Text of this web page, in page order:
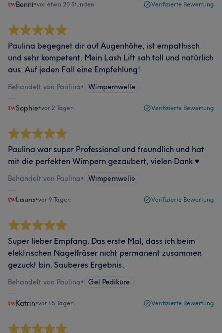
Benni•vor etwa 20 Stunden Verifizierte Bewertung
Paulina begegnet dir auf Augenhöhe, ist empathisch
und sehr kompetent. Mein Lash Lift sah toll und natürlich
aus. Auf jeden Fall eine Empfehlung!
Behandelt von Paulina• Wimpernwelle
Sophie•vor 2 Tagen Verifizierte Bewertung
Paulina war super Professional und freundlich und hat
mit die perfekten Wimpern gezaubert, vielen Dank ♥️
Behandelt von Paulina• Wimpernwelle
Laura•vor 9 Tagen Verifizierte Bewertung
Super lieber Empfang. Das erste Mal, dass ich beim
elektrischen Nagelfräser nicht permanent zusammen
gezuckt bin. Sauberes Ergebnis.
Behandelt von Paulina• Gel Pediküre
Katrin•vor 15 Tagen Verifizierte Bewertung